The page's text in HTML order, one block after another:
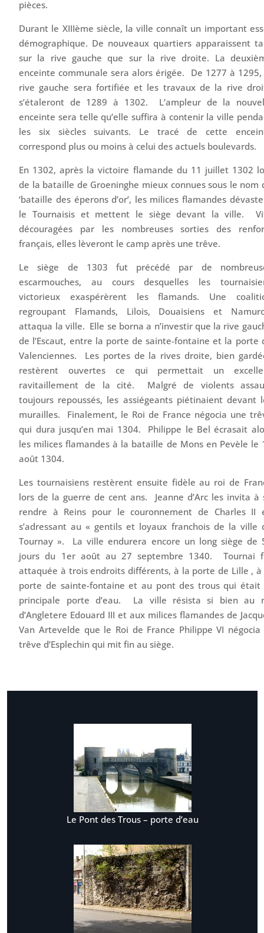
pièces.
Durant le XIIIème siècle, la ville connaît un important
démographique. De nouveaux quartiers apparaissent
sur la rive gauche que sur la rive droite. La
enceinte communale sera alors érigée. De 1277 à 1295,
rive gauche sera fortifiée et les travaux de la rive
s’étaleront de 1289 à 1302. L’ampleur de la
enceinte sera telle qu’elle suffira à contenir la ville
les six siècles suivants. Le tracé de cette
correspond plus ou moins à celui des actuels boulevards.
En 1302, après la victoire flamande du 11 juillet 1302
de la bataille de Groeninghe mieux connues sous le nom
‘bataille des éperons d’or’, les milices flamandes
le Tournaisis et mettent le siège devant la ville.
découragées par les nombreuses sorties des
français, elles lèveront le camp après une trêve.
Le siège de 1303 fut précédé par de
escarmouches, au cours desquelles les
victorieux exaspérèrent les flamands. Une
regroupant Flamands, Lilois, Douaisiens et
attaqua la ville. Elle se borna a n’investir que la rive
de l’Escaut, entre la porte de sainte-fontaine et la porte
Valenciennes. Les portes de la rives droite, bien
restèrent ouvertes ce qui permettait un
ravitaillement de la cité. Malgré de violents
toujours repoussés, les assiégeants piétinaient devant
murailles. Finalement, le Roi de France négocia une
qui dura jusqu’en mai 1304. Philippe le Bel écrasait
les milices flamandes à la bataille de Mons en Pevèle le
août 1304.
Les tournaisiens restèrent ensuite fidèle au roi de
lors de la guerre de cent ans. Jeanne d’Arc les invita à
rendre à Reins pour le couronnement de Charles II
s’adressant au « gentils et loyaux franchois de la ville
Tournay ». La ville endurera encore un long siège de
jours du 1er août au 27 septembre 1340. Tournai
attaquée à trois endroits différents, à la porte de Lille , à
porte de sainte-fontaine et au pont des trous qui était
principale porte d’eau. La ville résista si bien au
d’Angletere Edouard III et aux milices flamandes de
Van Artevelde que le Roi de France Philippe VI négocia
trêve d’Esplechin qui mit fin au siège.
Le Pont des Trous – porte d’eau